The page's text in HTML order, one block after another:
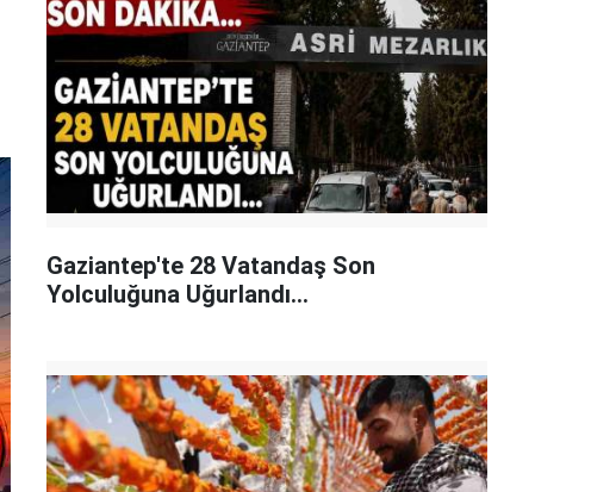
Gaziantep'te 28 Vatandaş Son
Yolculuğuna Uğurlandı...